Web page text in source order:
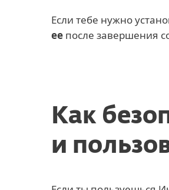
Если тебе нужно
ее после завершения
Как
и